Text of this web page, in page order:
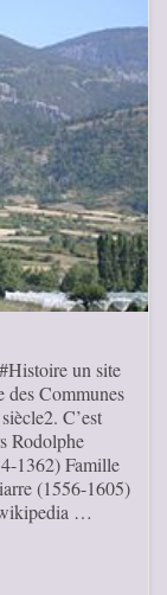
un site
Communes
C’est
Rodolphe
1362) Famille
(1556-1605)
…